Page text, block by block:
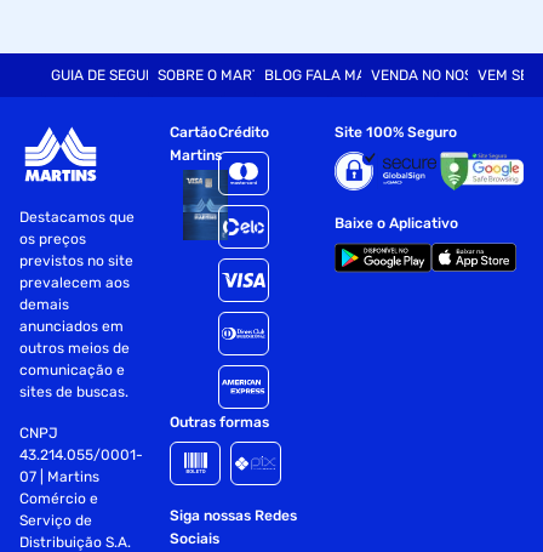
GUIA DE SEGURANÇASOBRE O MARTINSBLOG FALA MARTVENDA NO NOSSO SITE
VEM SER
Destacamos que
os preços
previstos no site
prevalecem aos
demais
anunciados em
outros meios de
comunicação e
sites de buscas.
CNPJ
43.214.055/0001-
07 | Martins
Comércio e
Serviço de
Distribuição S.A.
Cartão
Martins
Crédito
Outras formas
Siga nossas Redes
Sociais
Site 100% Seguro
Baixe o Aplicativo